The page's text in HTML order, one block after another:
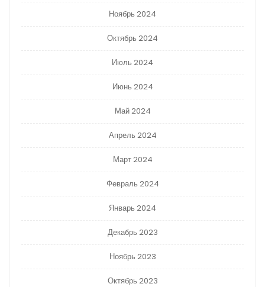
Ноябрь 2024
Октябрь 2024
Июль 2024
Июнь 2024
Май 2024
Апрель 2024
Март 2024
Февраль 2024
Январь 2024
Декабрь 2023
Ноябрь 2023
Октябрь 2023